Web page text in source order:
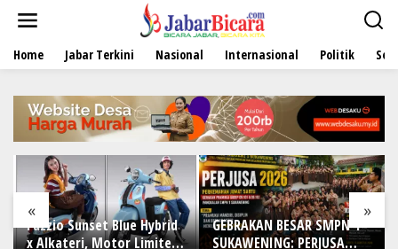
t
Home Jabar Terkini Nasional Internasional Politik
« »
Fazzio Sunset Blue Hybrid
x Alkateri, Motor Limited
GEBRAKAN BESAR SMPN 1
SUKAWENING: PERJUSA